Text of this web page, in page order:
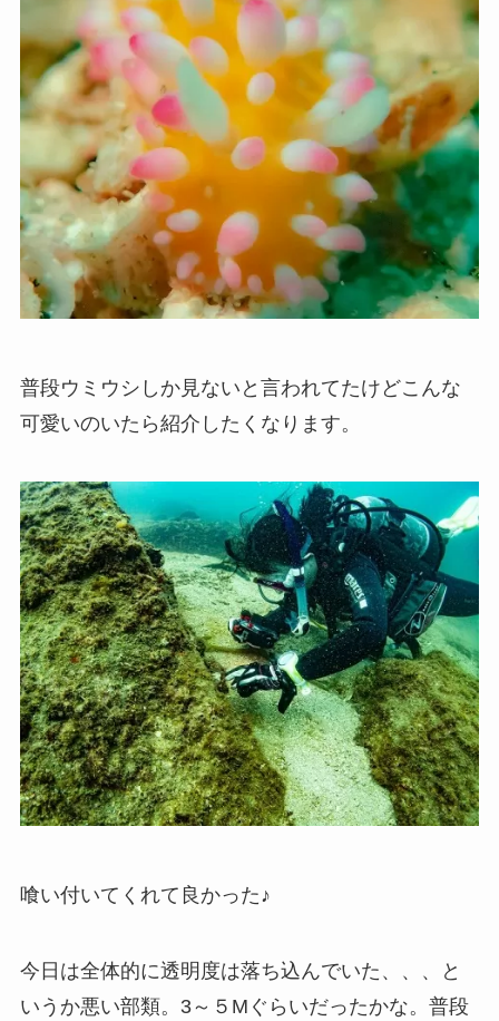
普段ウミウシしか見ないと言われてたけどこんな
可愛いのいたら紹介したくなります。
喰い付いてくれて良かった♪
今日は全体的に透明度は落ち込んでいた、、、と
いうか悪い部類。3～５Mぐらいだったかな。普段